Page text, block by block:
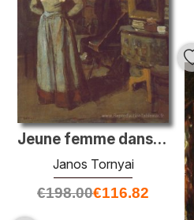
Jeune femme dans l'atelier
Janos Tornyai
€198.00€116.82